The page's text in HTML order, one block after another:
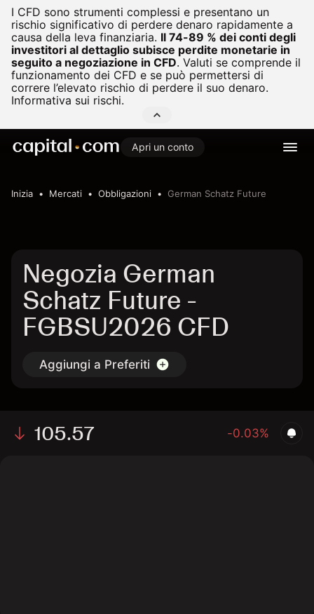
I CFD sono strumenti complessi e presentano un
rischio significativo di perdere denaro rapidamente a
causa della leva finanziaria. Il 74-89 % dei conti degli
investitori al dettaglio subisce perdite monetarie in
seguito a negoziazione in CFD. Valuti se comprende il
funzionamento dei CFD e se può permettersi di
correre l’elevato rischio di perdere il suo denaro.
Informativa sui rischi.
Apri un conto
Inizia Mercati Obbligazioni German Schatz Future
Negozia German
Schatz Future -
FGBSU2026 CFD
Aggiungi a Preferiti
105.57 -0.03%